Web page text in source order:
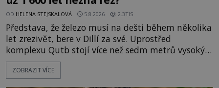
OD HELENA STEJSKALOVÁ 5.8.2026 2.3TIS
Představa, že železo musí na dešti během několika
let zrezivět, bere v Dillí za své. Uprostřed
komplexu Qutb stojí více než sedm metrů vysoký
železný sloup, který už přibližně 1 600 let odolává
počasí s jen nepatrnými stopami koroze. Jeho
ZOBRAZIT VÍCE